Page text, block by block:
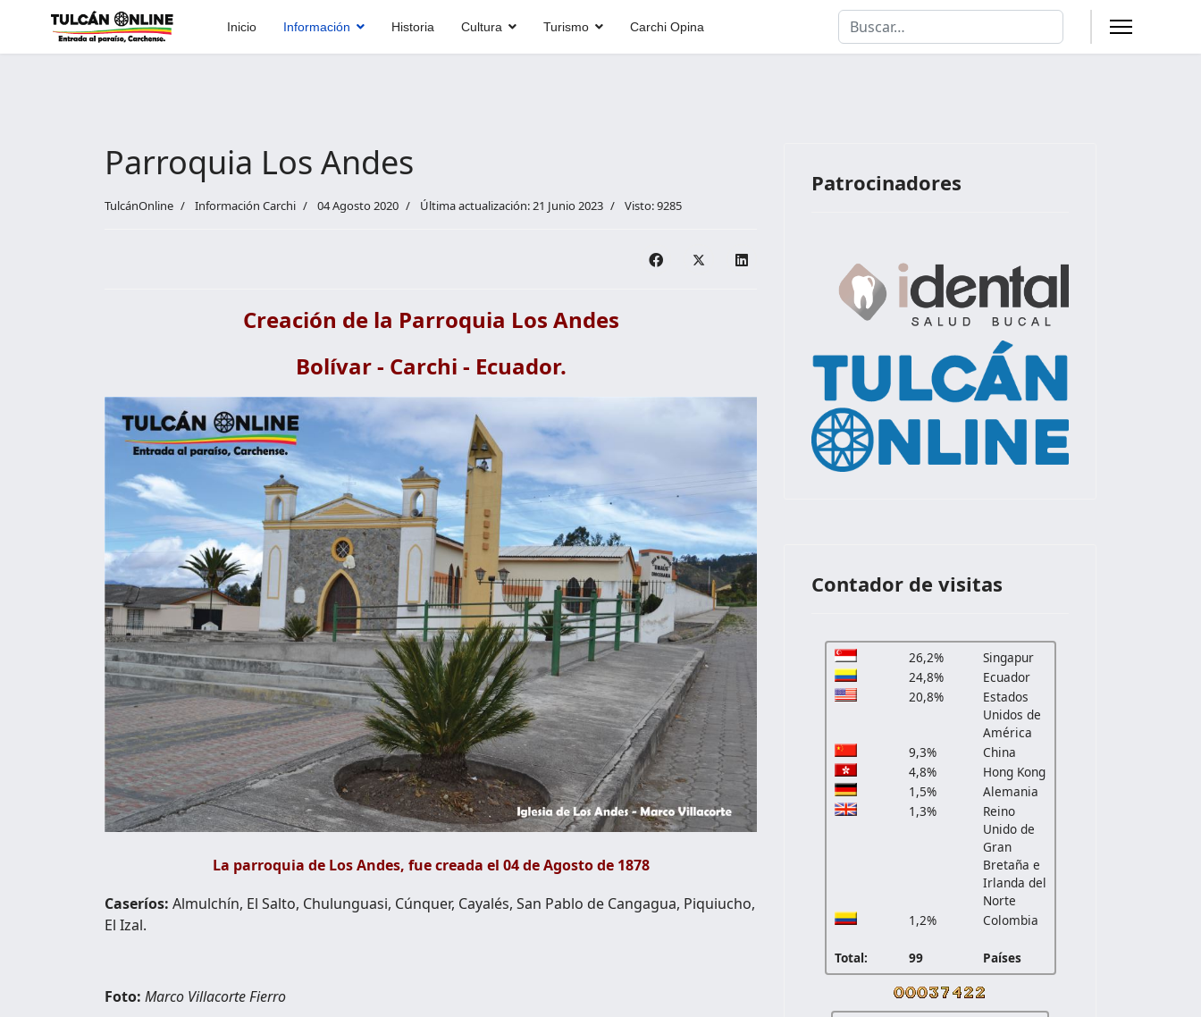
Inicio Información Historia Cultura Turismo Carchi Opina
Buscar
Type 2 or more characters for results.
Parroquia Los Andes
TulcánOnline Información Carchi 04 Agosto 2020 Última actualización: 21 Junio 2023 Visto: 9285
Creación de la Parroquia Los Andes
Bolívar - Carchi - Ecuador.
La parroquia de Los Andes, fue creada el 04 de Agosto de 1878
Caseríos: Almulchín, El Salto, Chulunguasi, Cúnquer, Cayalés, San Pablo de Cangagua, Piquiucho,
El Izal.
Foto: Marco Villacorte Fierro
Patrocinadores
Contador de visitas
26,2%
Singapur
24,8%
Ecuador
20,8%
Estados
Unidos de
América
9,3%
China
4,8%
Hong Kong
1,5%
Alemania
1,3%
Reino
Unido de
Gran
Bretaña e
Irlanda del
Norte
1,2%
Colombia
Total: 99 Países